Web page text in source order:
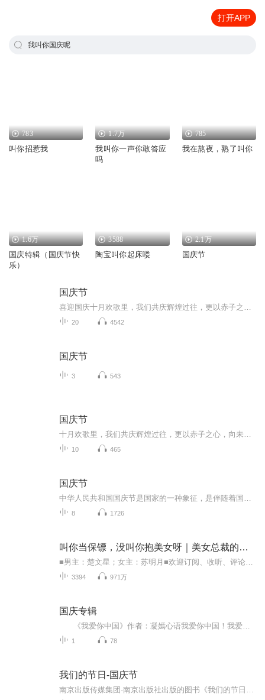
打开APP
我叫你国庆呢
783
叫你招惹我
1.7万
我叫你一声你敢答应
吗
785
我在熬夜，熟了叫你
1.6万
国庆特辑（国庆节快
乐）
3588
陶宝叫你起床喽
2.1万
国庆节
国庆节
20 4542
国庆节
3 543
国庆节
10 465
国庆节
8 1726
叫你当保镖，没叫你抱美女呀｜美女总裁的贴身狂少
3394 971万
国庆专辑
1 78
我们的节日-国庆节